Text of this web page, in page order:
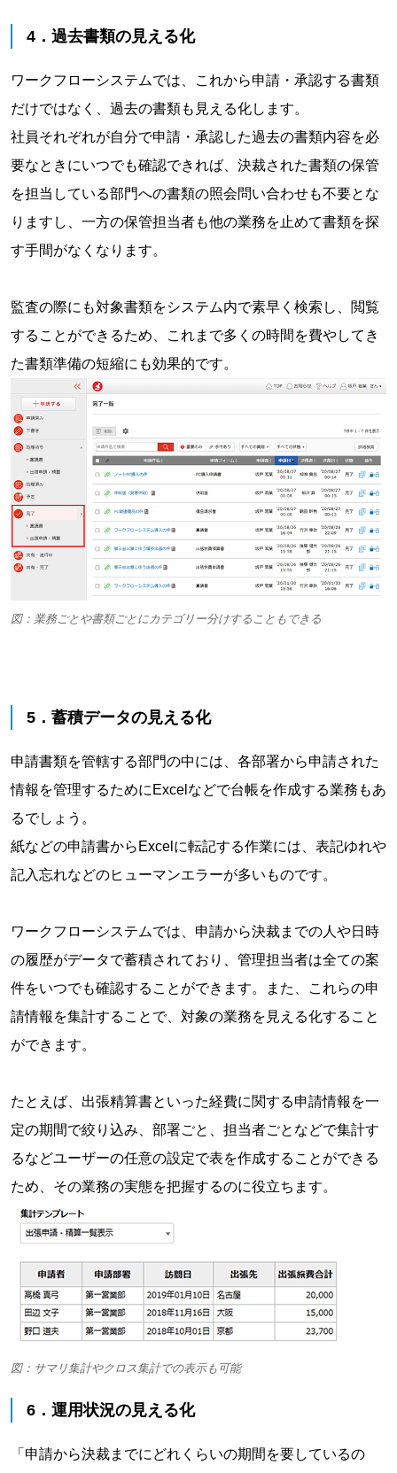
4．過去書類の見える化
ワークフローシステムでは、これから申請・承認する書類
だけではなく、過去の書類も見える化します。
社員それぞれが自分で申請・承認した過去の書類内容を必
要なときにいつでも確認できれば、決裁された書類の保管
を担当している部門への書類の照会問い合わせも不要とな
りますし、一方の保管担当者も他の業務を止めて書類を探
す手間がなくなります。
監査の際にも対象書類をシステム内で素早く検索し、閲覧
することができるため、これまで多くの時間を費やしてき
た書類準備の短縮にも効果的です。
図：業務ごとや書類ごとにカテゴリー分けすることもできる
5．蓄積データの見える化
申請書類を管轄する部門の中には、各部署から申請された
情報を管理するためにExcelなどで台帳を作成する業務もあ
るでしょう。
紙などの申請書からExcelに転記する作業には、表記ゆれや
記入忘れなどのヒューマンエラーが多いものです。
ワークフローシステムでは、申請から決裁までの人や日時
の履歴がデータで蓄積されており、管理担当者は全ての案
件をいつでも確認することができます。また、これらの申
請情報を集計することで、対象の業務を見える化すること
ができます。
たとえば、出張精算書といった経費に関する申請情報を一
定の期間で絞り込み、部署ごと、担当者ごとなどで集計す
るなどユーザーの任意の設定で表を作成することができる
ため、その業務の実態を把握するのに役立ちます。
図：サマリ集計やクロス集計での表示も可能
6．運用状況の見える化
「申請から決裁までにどれくらいの期間を要しているの